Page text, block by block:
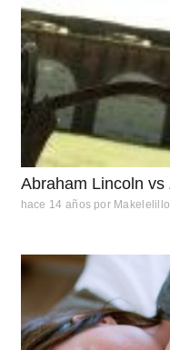
Abraham Lincoln vs
hace 14 años por Makelelillo